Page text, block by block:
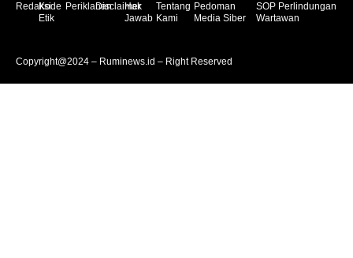
RedaksiKode
Etik
PeriklananDisclaimer
Hak
Jawab
Tentang
Kami
Pedoman
Media Siber
SOP Perlindungan
Wartawan
Copyright@2024 – Ruminews.id – Right Reserved